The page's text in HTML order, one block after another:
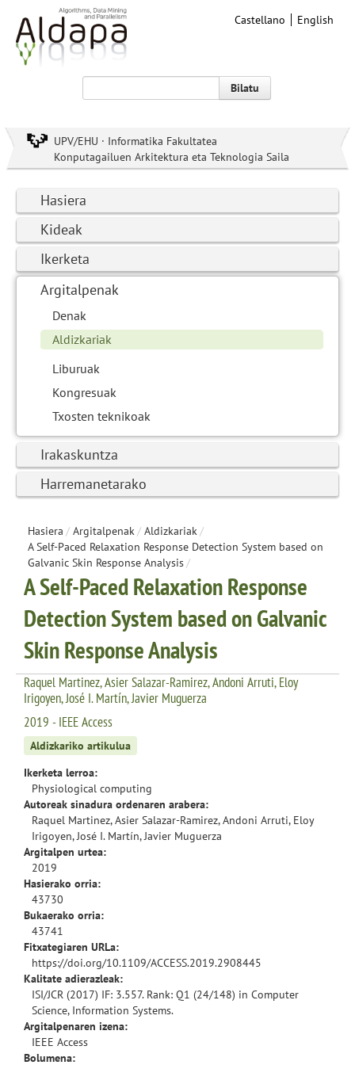
Castellano English
Bilatu
UPV/EHU · Informatika Fakultatea
Konputagailuen Arkitektura eta Teknologia Saila
Hasiera
Kideak
Ikerketa
Argitalpenak
Denak
Aldizkariak
Liburuak
Kongresuak
Txosten teknikoak
Irakaskuntza
Harremanetarako
Hasiera / Argitalpenak/ Aldizkariak/
A Self-Paced Relaxation Response Detection System based on
Galvanic Skin Response Analysis/
A Self-Paced Relaxation Response
Detection System based on Galvanic
Skin Response Analysis
Raquel Martinez, Asier Salazar-Ramirez, Andoni Arruti, Eloy
Irigoyen, José I. Martín, Javier Muguerza
2019 - IEEE Access
Aldizkariko artikulua
Ikerketa lerroa:
Physiological computing
Autoreak sinadura ordenaren arabera:
Raquel Martinez, Asier Salazar-Ramirez, Andoni Arruti, Eloy
Irigoyen, José I. Martín, Javier Muguerza
Argitalpen urtea:
2019
Hasierako orria:
43730
Bukaerako orria:
43741
Fitxategiaren URLa:
https://doi.org/10.1109/ACCESS.2019.2908445
Kalitate adierazleak:
ISI/JCR (2017) IF: 3.557. Rank: Q1 (24/148) in Computer
Science, Information Systems.
Argitalpenaren izena:
IEEE Access
Bolumena: